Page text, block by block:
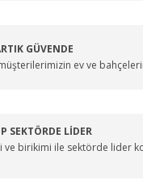
GÜVENDE
ev ve
SEKTÖRDE LİDER
ve birikimi ile sektörde lider